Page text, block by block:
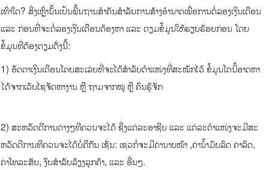
ເທົ່າໃດ? ສິ່ງເຫຼົ່ານັ້ນເປັນພື້ນຖານສຳຄັນສຳລັບການສ້າງອຳນາດເພື່ອການຕໍ່ລອງເງິນເດືອນ
ແລະ ກ່ອນທີ່ຈະຕໍ່ລອງເງິນເດືອນຕ້ອງຫາ ແລະ ຕຽມຂໍ້ມູນໃຫ້ຮຽບຮ້ອຍກ່ອນ ໂດຍ
ຂໍ້ມູນທີ່ຕ້ອງຕຽມດັ່ງນີ້:
1) ອັດຕາເງິນເດືອນໂດຍສະເລ່ຍທີ່ຈະໄດ້ສຳລັບຕຳແໜ່ງທີ່ສະໝັກໄວ້ ຂໍ້ມູນໂຕນີ້ອາດຫາ
ໄດ້ຈາກເວັບໄຊຈັດຫາງານ ຫຼື ຖາມຈາກໝູ່ ຫຼື ຄົນຮູ້ຈັກ
2) ສະຫວັດດີການຕ່າງໆທີຄວນຈະໄດ້ ຊຶ່ງແຕ່ລະອາຊີບ ແລະ ແຕ່ລະຕຳແໜ່ງຈະມີສະ
ຫວັດດີການທີຄວນຈະໄດ້ບໍ່ຄືກັນ ເຊັ່ນ: ເຊວກໍ່ຈະມີຄ່ານາຍໜ້າ ,ຄ່ານ້ຳມັຍລົດ ຄ່າລົດ,
ຄ່າໂທລະສັບ, ງົບສຳລັບລ້ຽງລູກຄ້າ, ແລະ ອື່ນໆ.